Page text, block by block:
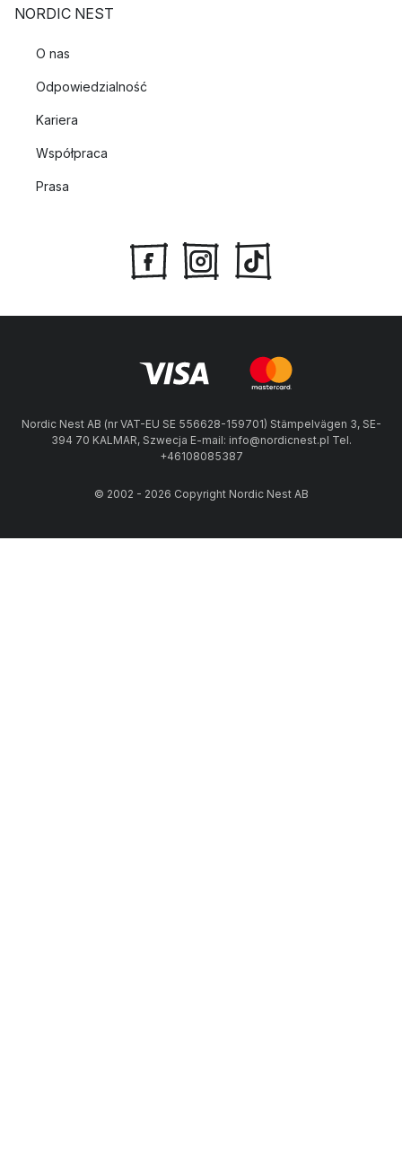
NORDIC NEST
O nas
Odpowiedzialność
Kariera
Współpraca
Prasa
Nordic Nest AB (nr VAT-EU SE 556628-159701) Stämpelvägen 3, SE-
394 70 KALMAR, Szwecja E-mail: info@nordicnest.pl Tel.
+46108085387
© 2002 - 2026 Copyright Nordic Nest AB